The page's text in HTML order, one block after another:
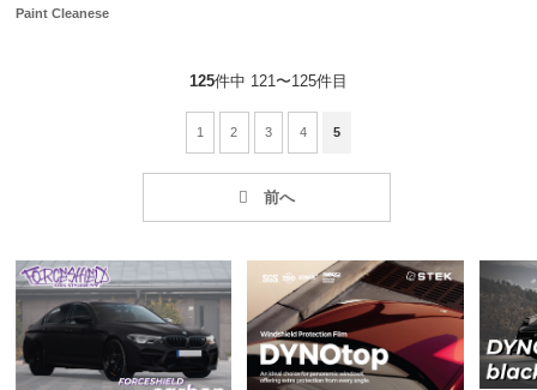
Paint Cleanese
125件中 121〜125件目
1 2 3 4 5